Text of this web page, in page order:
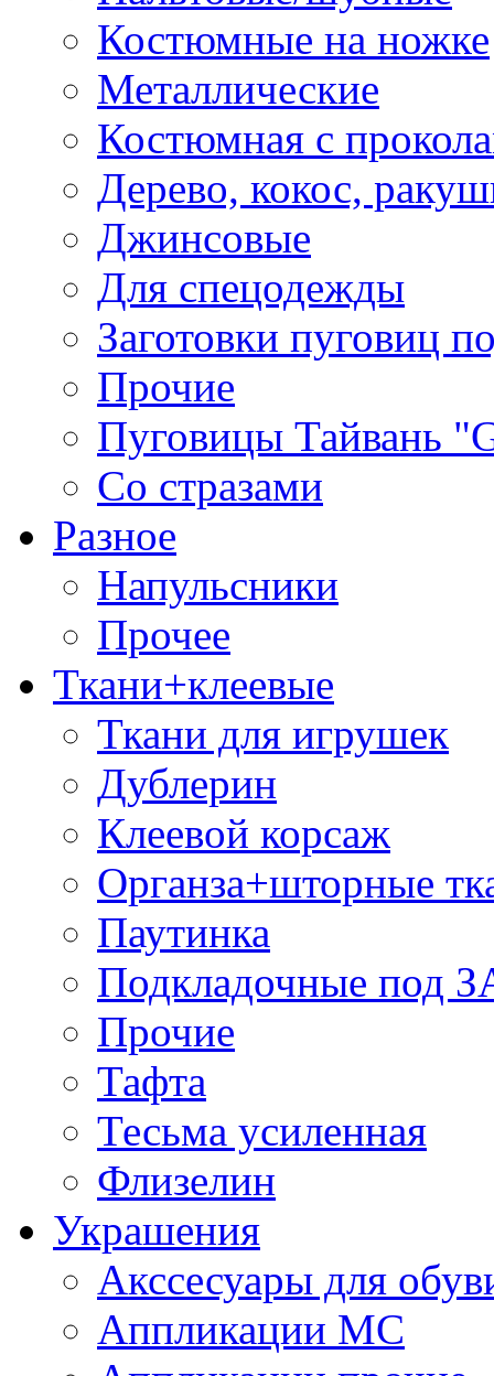
Костюмные на ножке
Металлические
Костюмная с
Дерево, кокос,
Джинсовые
Для спецодежды
Заготовки пуговиц
Прочие
Пуговицы Тайвань
Со стразами
Разное
Напульсники
Прочее
Ткани+клеевые
Ткани для игрушек
Дублерин
Клеевой корсаж
Органза+шторные
Паутинка
Подкладочные под
Прочие
Тафта
Тесьма усиленная
Флизелин
Украшения
Акссесуары для
Аппликации МС